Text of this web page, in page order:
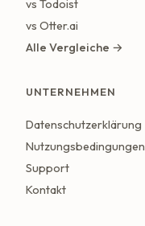
vs Todoist
vs Otter.ai
Alle Vergleiche →
UNTERNEHMEN
Datenschutzerklärung
Nutzungsbedingungen
Support
Kontakt